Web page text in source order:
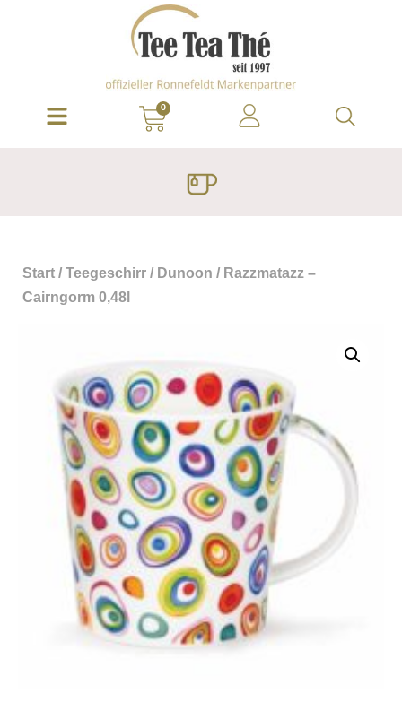
0
Start / Teegeschirr / Dunoon / Razzmatazz –
Cairngorm 0,48l